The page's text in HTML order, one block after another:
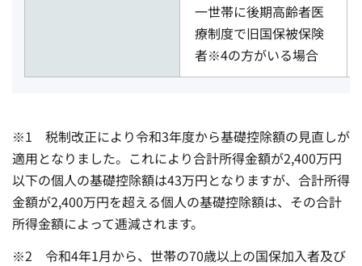
一世帯に後期高齢者医
療制度で旧国保被保険
者※4の方がいる場合
※1 税制改正により令和3年度から基礎控除額の見直しが
適用となりました。これにより合計所得金額が2,400万円
以下の個人の基礎控除額は43万円となりますが、合計所得
金額が2,400万円を超える個人の基礎控除額は、その合計
所得金額によって逓減されます。
※2 令和4年1月から、世帯の70歳以上の国保加入者及び